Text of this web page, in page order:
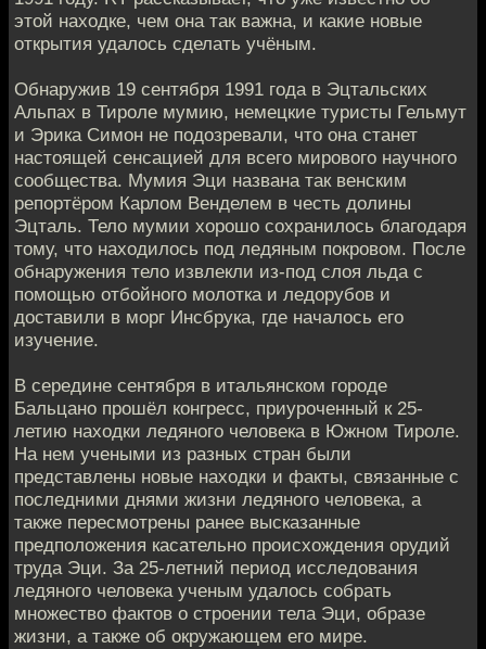
этой находке, чем она так важна, и какие новые
открытия удалось сделать учёным.
Обнаружив 19 сентября 1991 года в Эцтальских
Альпах в Тироле мумию, немецкие туристы Гельмут
и Эрика Симон не подозревали, что она станет
настоящей сенсацией для всего мирового научного
сообщества. Мумия Эци названа так венским
репортёром Карлом Венделем в честь долины
Эцталь. Тело мумии хорошо сохранилось благодаря
тому, что находилось под ледяным покровом. После
обнаружения тело извлекли из-под слоя льда с
помощью отбойного молотка и ледорубов и
доставили в морг Инсбрука, где началось его
изучение.
В середине сентября в итальянском городе
Бальцано прошёл конгресс, приуроченный к 25-
летию находки ледяного человека в Южном Тироле.
На нем учеными из разных стран были
представлены новые находки и факты, связанные с
последними днями жизни ледяного человека, а
также пересмотрены ранее высказанные
предположения касательно происхождения орудий
труда Эци. За 25-летний период исследования
ледяного человека ученым удалось собрать
множество фактов о строении тела Эци, образе
жизни, а также об окружающем его мире.